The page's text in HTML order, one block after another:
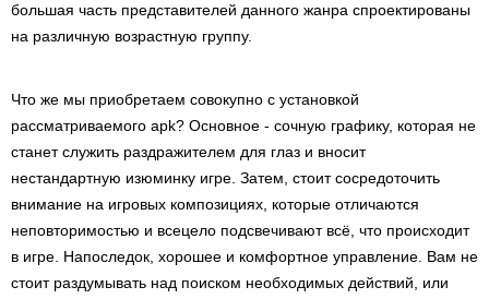
большая часть представителей данного жанра спроектированы
на различную возрастную группу.
Что же мы приобретаем совокупно с установкой
рассматриваемого apk? Основное - сочную графику, которая не
станет служить раздражителем для глаз и вносит
нестандартную изюминку игре. Затем, стоит сосредоточить
внимание на игровых композициях, которые отличаются
неповторимостью и всецело подсвечивают всё, что происходит
в игре. Напоследок, хорошее и комфортное управление. Вам не
стоит раздумывать над поиском необходимых действий, или